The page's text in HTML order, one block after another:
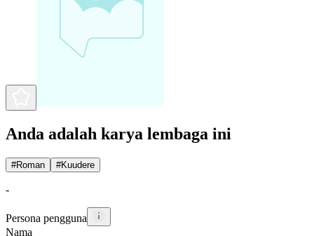
Anda adalah karya lembaga ini
#Roman #Kuudere
-
Persona pengguna
Nama